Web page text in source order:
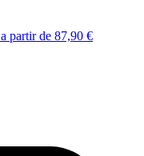
a partir de 87,90 €